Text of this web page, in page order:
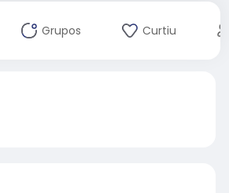
Grupos Curtiu